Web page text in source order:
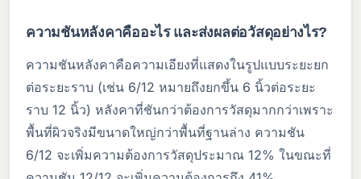
ความชันหลังคาคืออะไร และส่งผลต่อวัสดุอย่างไร?
ความชันหลังคาคือความเอียงที่แสดงในรูปแบบระยะยก
ต่อระยะราบ (เช่น 6/12 หมายถึงยกขึ้น 6 นิ้วต่อระยะ
ราบ 12 นิ้ว) หลังคาที่ชันกว่าต้องการวัสดุมากกว่าเพราะ
พื้นที่ผิวจริงมีขนาดใหญ่กว่าพื้นที่ฐานล่าง ความชัน
6/12 จะเพิ่มความต้องการวัสดุประมาณ 12% ในขณะที่